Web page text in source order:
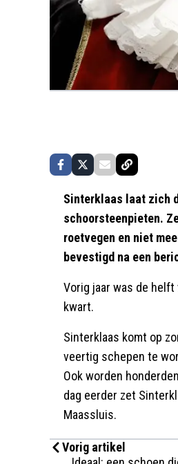
Sinterklaas laat zich
schoorsteenpieten.
roetvegen en niet
bevestigd na een
Vorig jaar was de
kwart.
Sinterklaas komt op
veertig schepen te
Ook worden
dag eerder zet
Maassluis.
Vorig artikel